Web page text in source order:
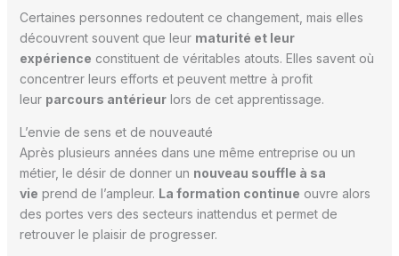
Certaines personnes redoutent ce changement, mais elles
découvrent souvent que leur maturité et leur
expérience constituent de véritables atouts. Elles savent où
concentrer leurs efforts et peuvent mettre à profit
leur parcours antérieurlors de cet apprentissage.
L’envie de sens et de nouveauté
Après plusieurs années dans une même entreprise ou un
métier, le désir de donner un nouveau souffle à sa
vie prend de l’ampleur. La formation continue ouvre alors
des portes vers des secteurs inattendus et permet de
retrouver le plaisir de progresser.